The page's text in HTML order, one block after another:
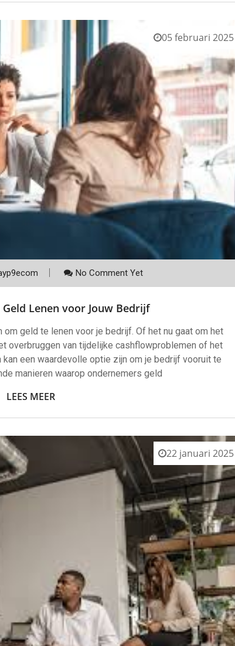
05 februari 2025
No Comment Yet
Lenen voor Jouw Bedrijf
geld te lenen voor je bedrijf. Of het nu gaat om het
overbruggen van tijdelijke cashflowproblemen of het
een waardevolle optie zijn om je bedrijf vooruit te
manieren waarop ondernemers geld
LEES MEER
22 januari 2025